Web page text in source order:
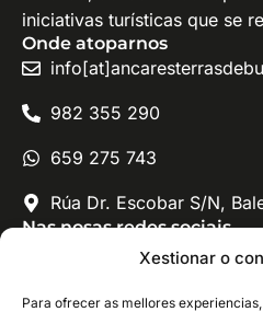
Xestionar o
Para ofrecer as mellores
iniciativas turísticas que se
Onde atoparnos
982 355 290
659 275 743
Rúa Dr. Escobar S/N,
Nas nosas redes sociais
Xeodestino Ancares -
@ancaresterrasdeburon